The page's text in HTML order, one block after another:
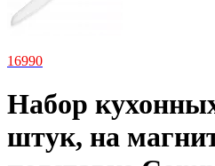
16990
Набор
штук, на